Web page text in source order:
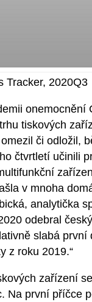
Tracker, 2020Q3
onemocnění
tiskových
či odložil,
čtvrtletí učinili
v mnoha
analytička
odebral
slabá první
z roku 2019.“
zařízení
Na první příčce